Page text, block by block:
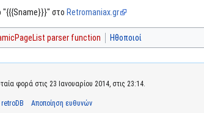
"{{{Sname}}}" στο Retromaniax.gr
parser function Ηθοποιοί
φορά στις 23 Ιανουαρίου 2014, στις 23:14.
Αποποίηση ευθυνών